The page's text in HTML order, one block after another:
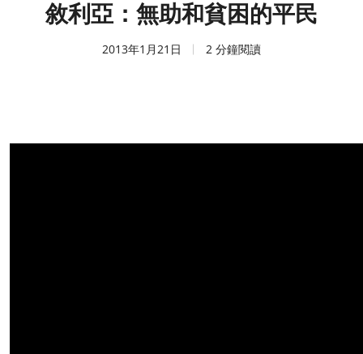
敘利亞：無助和貧困的平民
2013年1月21日 2 分鐘閱讀